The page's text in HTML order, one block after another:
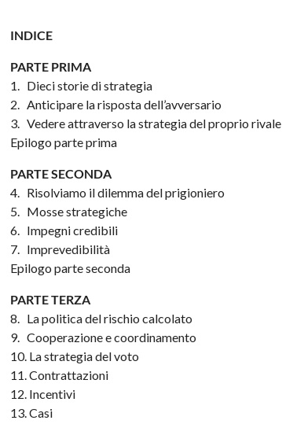
INDICE
PARTE PRIMA
1. Dieci storie di strategia
2. Anticipare la risposta dell’avversario
3. Vedere attraverso la strategia del proprio rivale
Epilogo parte prima
PARTE SECONDA
4. Risolviamo il dilemma del prigioniero
5. Mosse strategiche
6. Impegni credibili
7. Imprevedibilità
Epilogo parte seconda
PARTE TERZA
8. La politica del rischio calcolato
9. Cooperazione e coordinamento
10. La strategia del voto
11. Contrattazioni
12. Incentivi
13. Casi